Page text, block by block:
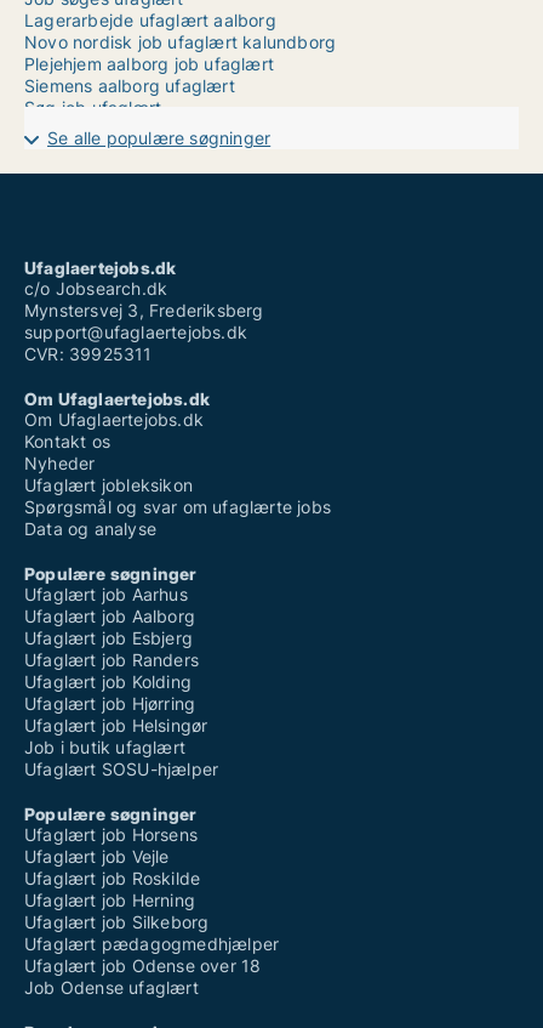
Lagerarbejde ufaglært aalborg
Novo nordisk job ufaglært kalundborg
Plejehjem aalborg job ufaglært
Siemens aalborg ufaglært
Søg job ufaglært
Ufaglært deltidsjob københavn
Ufaglært gartner job
Ufaglært job guldborgsund kommune
Ufaglært vinduespudser løn
Vikarbureau kolding ufaglært
Se alle populære søgninger
Ufaglaertejobs.dk
c/o Jobsearch.dk
Mynstersvej 3, Frederiksberg
support@ufaglaertejobs.dk
CVR: 39925311
Om Ufaglaertejobs.dk
Om Ufaglaertejobs.dk
Kontakt os
Nyheder
Ufaglært jobleksikon
Spørgsmål og svar om ufaglærte jobs
Data og analyse
Populære søgninger
Ufaglært job Aarhus
Ufaglært job Aalborg
Ufaglært job Esbjerg
Ufaglært job Randers
Ufaglært job Kolding
Ufaglært job Hjørring
Ufaglært job Helsingør
Job i butik ufaglært
Ufaglært SOSU-hjælper
Populære søgninger
Ufaglært job Horsens
Ufaglært job Vejle
Ufaglært job Roskilde
Ufaglært job Herning
Ufaglært job Silkeborg
Ufaglært pædagogmedhjælper
Ufaglært job Odense over 18
Job Odense ufaglært